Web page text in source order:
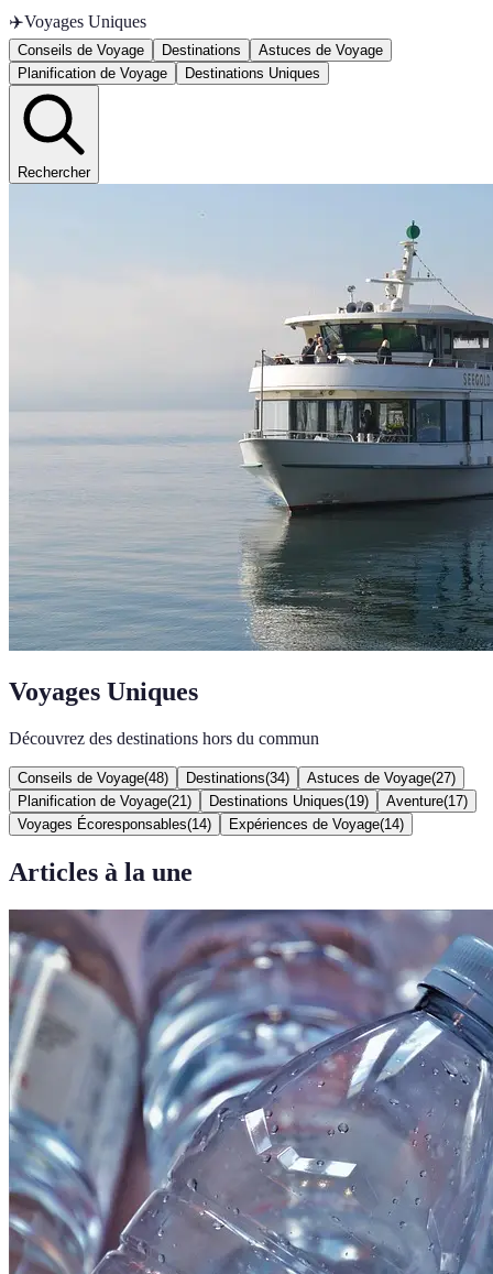
✈️Voyages Uniques
Conseils de Voyage Destinations
Astuces de Voyage
Planification de Voyage
Destinations Uniques
Rechercher
Voyages Uniques
Découvrez des destinations hors du commun
Conseils de Voyage(48) Destinations(34) Astuces de Voyage(27)
Planification de Voyage(21 ) Destinations Uniques(19) Aventure(17)
Voyages Écoresponsables(14) Expériences de Voyage(14)
Articles à la une